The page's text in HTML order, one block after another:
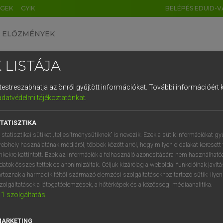
GYIK BELÉPÉS EDUID-
ELŐZMÉNYEK
egyetemes nagyszótár
VAN ELŐFIZETÉSED?
megtekintéséhez.
LISTÁJA
az önről gyűjtött információkat. További információért
tájékoztatónkat.
statisztikai sütiket „teljesítménysütiknek” is nevezik. Ezek a sütik információkat
használatának módjáról, többek között arról, hogy milyen oldalakat keresett
kattintott. Ezek az információk a felhasználó azonosítására nem
összesítettek és anonimizáltak. Céljuk kizárólag a weboldal funkcióinak
a harmadik féltől származó elemzési szolgáltatásokhoz tartozó sütik;
a látogatóelemzések, a hőtérképek és a közösségi médiaanalitika.
1 szolgáltatás
DE CN FR ES IT NL
1 2 3 4 5 6 7 8 9
q w e r t z u i
a s d f g h j k l é
í y x c v b n m , .